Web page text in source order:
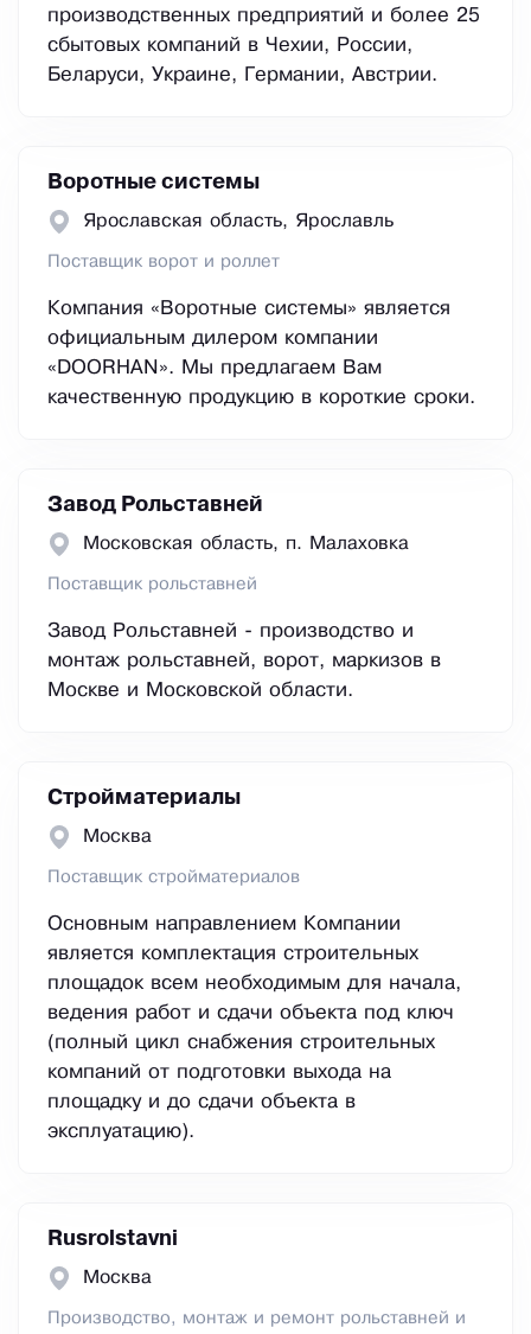
производственных предприятий и более 25
сбытовых компаний в Чехии, России,
Беларуси, Украине, Германии, Австрии.
Воротные системы
Ярославская область, Ярославль
Поставщик ворот и роллет
Компания «Воротные системы» является
официальным дилером компании
«DOORHAN». Мы предлагаем Вам
качественную продукцию в короткие сроки.
Завод Рольставней
Московская область, п. Малаховка
Поставщик рольставней
Завод Рольставней - производство и
монтаж рольставней, ворот, маркизов в
Москве и Московской области.
Стройматериалы
Москва
Поставщик стройматериалов
Основным направлением Компании
является комплектация строительных
площадок всем необходимым для начала,
ведения работ и сдачи объекта под ключ
(полный цикл снабжения строительных
компаний от подготовки выхода на
площадку и до сдачи объекта в
эксплуатацию).
Rusrolstavni
Москва
Производство, монтаж и ремонт рольставней и